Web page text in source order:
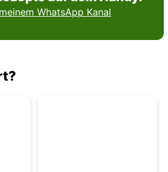
WhatsApp Kanal